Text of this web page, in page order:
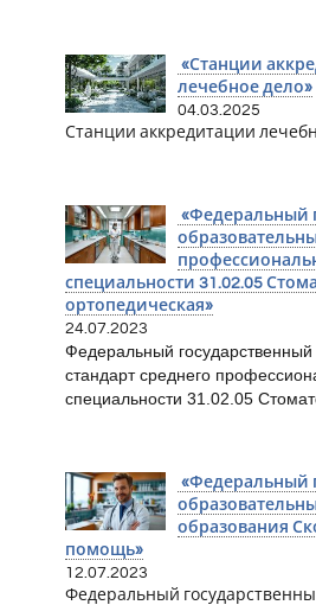
«Станции
лечебное дело»
04.03.2025
Станции аккредитации
«Федеральный
специальности 31.02.05
ортопедическая»
24.07.2023
Федеральный
стандарт среднего
специальности 31.02.05
«Федеральный
образования
помощь»
12.07.2023
Федеральный